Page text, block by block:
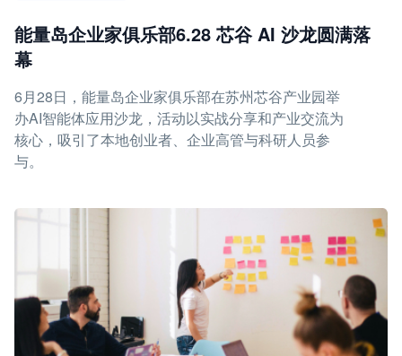
能量岛企业家俱乐部6.28 芯谷 AI 沙龙圆满落
幕
6月28日，能量岛企业家俱乐部在苏州芯谷产业园举
办AI智能体应用沙龙，活动以实战分享和产业交流为
核心，吸引了本地创业者、企业高管与科研人员参
与。